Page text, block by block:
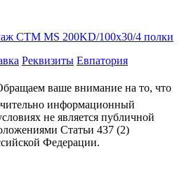
СТМ MS 200KD/100х30/4 полки
Реквизиты Евпатория
ваше внимание на то, что
информационный
не является публичной
Статьи 437 (2)
Федерации.